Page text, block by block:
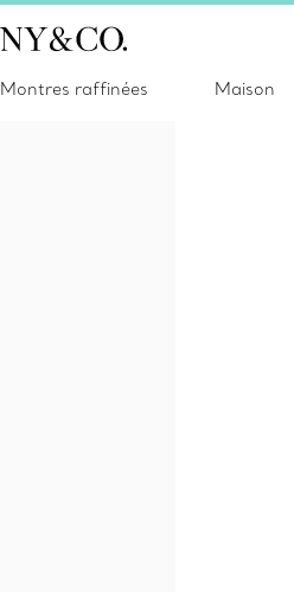
Montres raffinées Maison